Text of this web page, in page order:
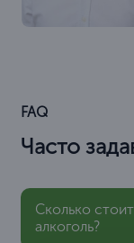
FAQ
Часто
Сколько
алкоголь?